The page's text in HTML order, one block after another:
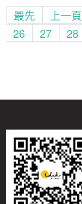
最先
上一頁
26
27 28